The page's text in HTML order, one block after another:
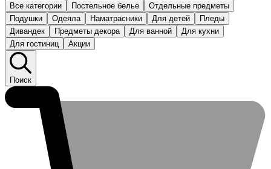
Все категории
Постельное белье
Отдельные предметы
Подушки
Одеяла Наматрасники Для детей
Пледы
Дивандек
Предметы декора Для ванной
Для кухни
Для гостиниц
Акции
Поиск